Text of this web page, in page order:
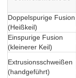
Doppelspurige Fusion
(Heißkeil)
Einspurige Fusion
(kleinerer Keil)
Extrusionsschweißen
(handgeführt)